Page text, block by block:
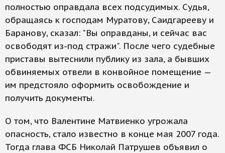
полностью оправдала всех подсудимых. Судья,
обращаясь к господам Муратову, Саидгарееву и
Баранову, сказал: "Вы оправданы, и сейчас вас
освободят из-под стражи". После чего судебные
приставы вытеснили публику из зала, а бывших
обвиняемых отвели в конвойное помещение —
им предстояло оформить освобождение и
получить документы.
О том, что Валентине Матвиенко угрожала
опасность, стало известно в конце мая 2007 года.
Тогда глава ФСБ Николай Патрушев объявил о